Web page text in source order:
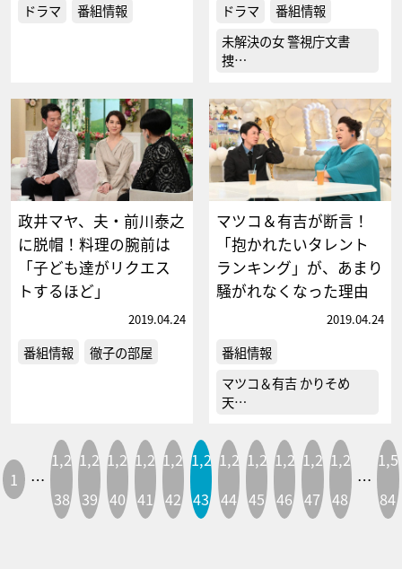
ドラマ 番組情報 ドラマ
番組情報
未解決の女 警視庁文書
捜…
政井マヤ、夫・前川泰之
に脱帽！料理の腕前は
「子ども達がリクエス
トするほど」
2019.04.24
番組情報 徹子の部屋
マツコ＆有吉が断言！
「抱かれたいタレント
ランキング」が、あまり
騒がれなくなった理由
2019.04.24
番組情報
マツコ＆有吉 かりそめ
天…
1 …
1,2
38
1,2
39
1,2
40
1,2
41
1,2
42
1,2
43
1,2
44
1,2
45
1,2
46
1,2
47
1,2
48
…
1,5
84